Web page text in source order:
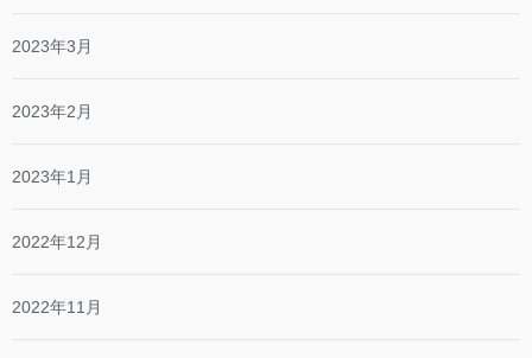
2023年3月
2023年2月
2023年1月
2022年12月
2022年11月